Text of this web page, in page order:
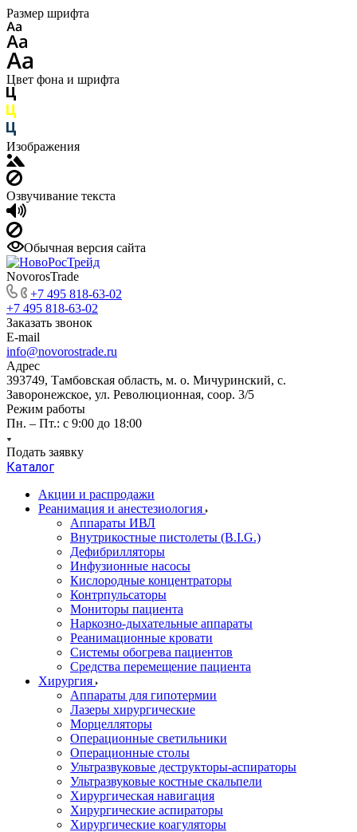
Размер шрифта
Цвет фона и шрифта
Изображения
Озвучивание текста
Обычная версия сайта
NovorosTrade
+7 495 818-63-02
+7 495 818-63-02
Заказать звонок
E-mail
info@novorostrade.ru
Адрес
393749, Тамбовская область, м. о. Мичуринский, с.
Заворонежское, ул. Революционная, соор. 3/5
Режим работы
Пн. – Пт.: с 9:00 до 18:00
Подать заявку
Каталог
Акции и распродажи
Реанимация и анестезиология
Аппараты ИВЛ
Внутрикостные пистолеты (B.I.G.)
Дефибрилляторы
Инфузионные насосы
Кислородные концентраторы
Контрпульсаторы
Мониторы пациента
Наркозно-дыхательные аппараты
Реанимационные кровати
Системы обогрева пациентов
Средства перемещение пациента
Хирургия
Аппараты для гипотермии
Лазеры хирургические
Морцелляторы
Операционные светильники
Операционные столы
Ультразвуковые деструкторы-аспираторы
Ультразвуковые костные скальпели
Хирургическая навигация
Хирургические аспираторы
Хирургические коагуляторы